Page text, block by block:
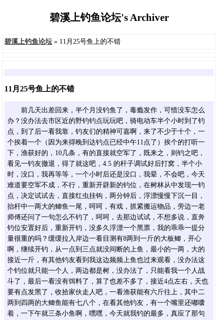
碧溪上钓鱼论坛's Archiver
碧溪上钓鱼论坛» 11月25号鱼上的不错
11月25号鱼上的不错
前几天出差回来，半个月没钓鱼了，毒瘾发作，可惜没车怎么
办？没办法去市区近的野钓钓点玩玩吧，骑电动车半个小时到了钓
点，到了后一看我靠，钓友们的精神可嘉啊，来了不少于十个，一
个挨着一个（因为来得晚到达钓点已经中午11点了）挨个的打听一
下，渔获好的，10几条，有的直接就空军了，既来之，则钓之吧，
看见一钓友撤退，得了就这吧，4.5 的杆子调试好后打窝，半个小
时，没口，我再等等，一个小时后还是没口，我晕，不会吧，今天
难道要空军不成，不行，重新开辟新的钓位，在树林从中发现一钓
点，决定试试去，直接红虫挂钩，两分钟后，浮漂慢慢下沉一目，
抬杆中一两大的鲫鱼一尾，呵呵，有戏，抓紧搬运物品，旁边一老
师傅还问了一句怎么不钓了，呵呵，去那边试试，不想多说，直奔
钓位安置好后，重新开钓，没多久浮漂一个黑票，我的乖乖一提分
量很重的吗？缓缓拉入岸边一看目测有8两到一斤的大板鲫，开心
啊，继续开钓，从一点到三点就没间断的上鱼，最小的一两，大的
接近一斤，有其他钓友看到我这边频频上鱼也过来观看，没办法这
个钓位就只能一个人，两边都是树，没办法了，只能看我一个人战
斗了，最后一看没有饵料了，算了也差不多了，接近4点左右，天也
要有点发黑了，收拾家伙走人吧，一看渔获能有六斤往上，其中二
两到四两的大鲫鱼能有七八个，在看其他钓友，有一个嘴里还嘟囔
着，一下午就三条小鱼啊，嘿嘿，今天就我钓的最多，真应了那句